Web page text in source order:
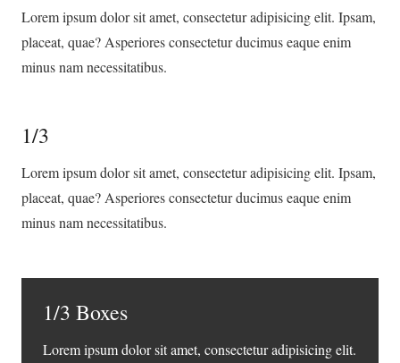
Lorem ipsum dolor sit amet, consectetur adipisicing elit. Ipsam,
placeat, quae? Asperiores consectetur ducimus eaque enim
minus nam necessitatibus.
1/3
Lorem ipsum dolor sit amet, consectetur adipisicing elit. Ipsam,
placeat, quae? Asperiores consectetur ducimus eaque enim
minus nam necessitatibus.
1/3 Boxes
Lorem ipsum dolor sit amet, consectetur adipisicing elit.